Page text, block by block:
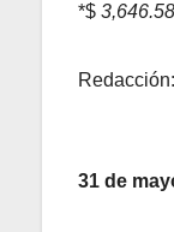
*$
Redacción:
31 de